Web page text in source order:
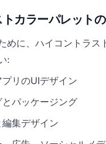
カラーパレット
めに、ハイコントラス
:
リのUIデザイン
パッケージング
集デザイン